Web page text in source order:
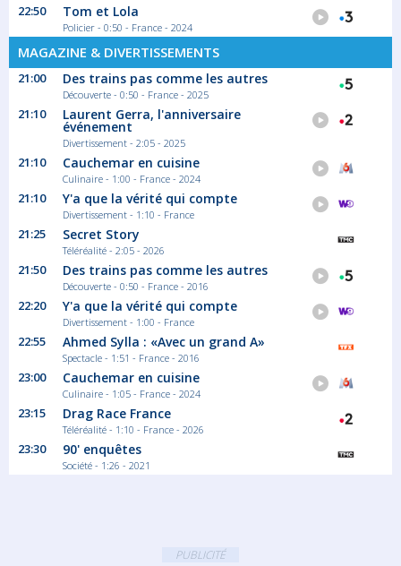
22:50 Tom et Lola
Policier - 0:50 - France - 2024
MAGAZINE & DIVERTISSEMENTS
21:00 Des trains pas comme les autres
Découverte - 0:50 - France - 2025
21:10 Laurent Gerra, l'anniversaire
événement
Divertissement - 2:05 - 2025
21:10 Cauchemar en cuisine
Culinaire - 1:00 - France - 2024
21:10 Y'a que la vérité qui compte
Divertissement - 1:10 - France
21:25 Secret Story
Téléréalité - 2:05 - 2026
21:50 Des trains pas comme les autres
Découverte - 0:50 - France - 2016
22:20 Y'a que la vérité qui compte
Divertissement - 1:00 - France
22:55 Ahmed Sylla : «Avec un grand A»
Spectacle - 1:51 - France - 2016
23:00 Cauchemar en cuisine
Culinaire - 1:05 - France - 2024
23:15 Drag Race France
Téléréalité - 1:10 - France - 2026
23:30 90' enquêtes
Société - 1:26 - 2021
PUBLICITÉ